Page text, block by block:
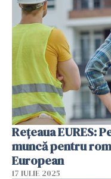
Rețeaua EURES:
muncă pentru
European
17 IULIE 2025